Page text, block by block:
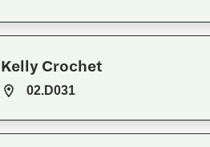
Kelly Crochet
02.D031